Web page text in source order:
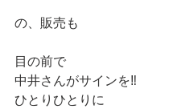
の、販売も
目の前で
中井さんがサインを‼️
ひとりひとりに